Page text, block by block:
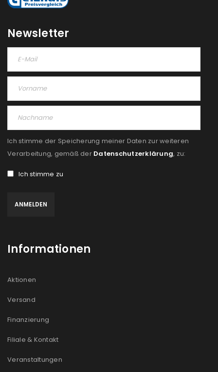
Newsletter
Ich stimme der Speicherung meiner Daten zur weiteren
Verarbeitung, gemäß der Datenschutzerklärung, zu:
Ich stimme zu
Informationen
Aktionen
Versand
Finanzierung
Filiale & Kontakt
Veranstaltungen